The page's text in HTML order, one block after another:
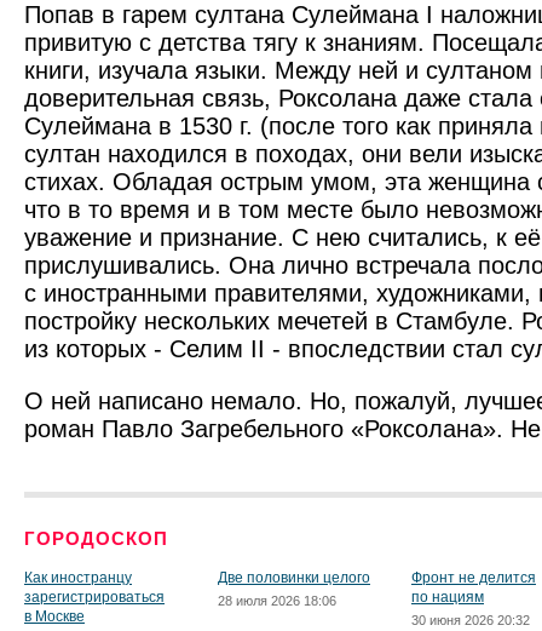
Попав в гарем султана Сулеймана I
привитую с детства тягу к знаниям.
книги, изучала языки. Между ней и султаном
доверительная связь, Роксолана даже
Сулеймана в 1530 г. (после того как
султан находился в походах, они вели
стихах. Обладая острым умом, эта женщина
что в то время и в том месте было
уважение и признание. С нею считались, к
прислушивались. Она лично встречала
с иностранными правителями, художниками,
постройку нескольких мечетей в Стамбуле.
из которых - Селим II - впоследствии стал
О ней написано немало. Но, пожалуй,
роман Павло Загребельного «Роксолана».
ГОРОДОСКОП
Как иностранцу
зарегистрироваться
в Москве
Две половинки целого
28 июля 2026 18:06
Фронт не делится
по нациям
30 июня 2026 20:32